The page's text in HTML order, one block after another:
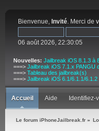
Bienvenue, Invité. Merci de
06 août 2026, 22:30:05
Nouvelles: Jailbreak iOS 8.1.3 à
===> Jailbreak iOS 7.1.x PANGU
===> Tableau des jailbreak(s)
===> Jailbreak iOS 6.1/6.1.1/6.1.2
Accueil Aide Identifiez-
Le forum iPhoneJailbreak.fr »